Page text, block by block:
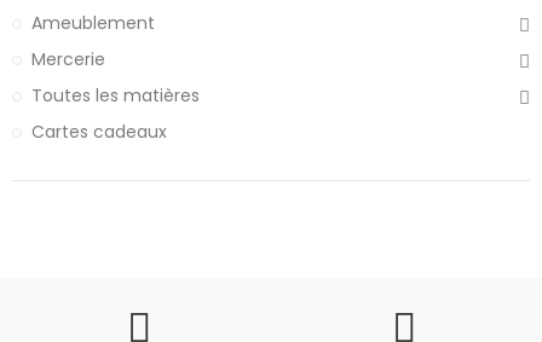
Ameublement
Mercerie
Toutes les matières
Cartes cadeaux